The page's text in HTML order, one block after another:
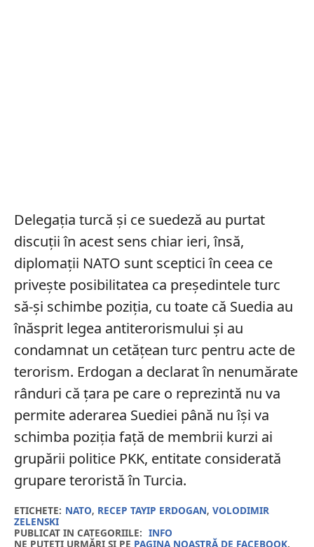
Delegația turcă și ce suedeză au purtat
discuții în acest sens chiar ieri, însă,
diplomații NATO sunt sceptici în ceea ce
privește posibilitatea ca președintele turc
să-și schimbe poziția, cu toate că Suedia au
înăsprit legea antiterorismului și au
condamnat un cetățean turc pentru acte de
terorism. Erdogan a declarat în nenumărate
rânduri că țara pe care o reprezintă nu va
permite aderarea Suediei până nu își va
schimba poziția față de membrii kurzi ai
grupării politice PKK, entitate considerată
grupare teroristă în Turcia.
ETICHETE: NATO, RECEP TAYIP ERDOGAN, VOLODIMIR
ZELENSKI
PUBLICAT IN CATEGORIILE: INFO
NE PUTEȚI URMĂRI ȘI PE PAGINA NOASTRĂ DE FACEBOOK,